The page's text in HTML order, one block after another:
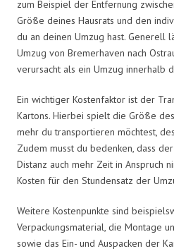
zum Beispiel der Entfernung
Größe deines Hausrats und den
du an deinen Umzug hast. Generell
Umzug von Bremerhaven nach
verursacht als ein Umzug innerhalb
Ein wichtiger Kostenfaktor ist der
Kartons. Hierbei spielt die Größe
mehr du transportieren möchtest,
Zudem musst du bedenken, dass
Distanz auch mehr Zeit in Anspruch
Kosten für den Stundensatz der
Weitere Kostenpunkte sind
Verpackungsmaterial, die Montage
sowie das Ein- und Auspacken der